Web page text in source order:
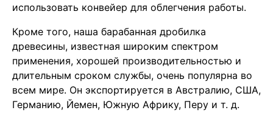
использовать конвейер для облегчения работы.
Кроме того, наша барабанная дробилка
древесины, известная широким спектром
применения, хорошей производительностью и
длительным сроком службы, очень популярна во
всем мире. Он экспортируется в Австралию, США,
Германию, Йемен, Южную Африку, Перу и т. д.